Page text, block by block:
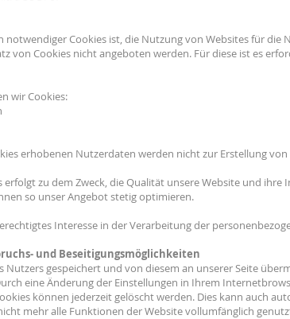
notwendiger Cookies ist, die Nutzung von Websites für die
von Cookies nicht angeboten werden. Für diese ist es
wir Cookies:
erhobenen Nutzerdaten werden nicht zur Erstellung
erfolgt zu dem Zweck, die Qualität unsere Website und
so unser Angebot stetig optimieren.
Interesse in der Verarbeitung der
und Beseitigungsmöglichkeiten
Nutzers gespeichert und von diesem an unserer Seite
eine Änderung der Einstellungen in Ihrem
können jederzeit gelöscht werden. Dies kann auch
mehr alle Funktionen der Website vollumfänglich